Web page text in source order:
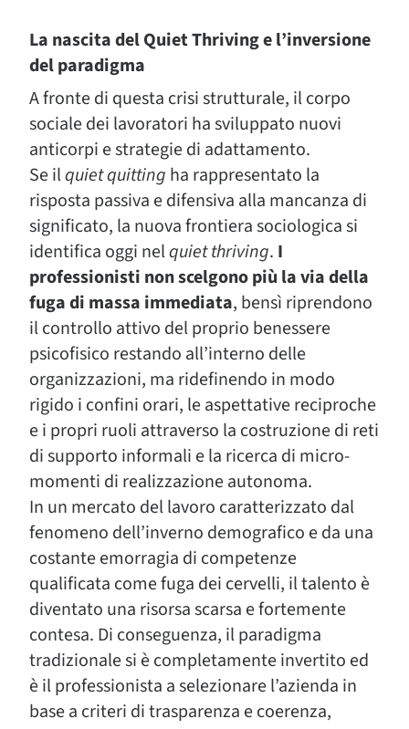
La nascita del Quiet Thriving e l’inversione
del paradigma
A fronte di questa crisi strutturale, il corpo
sociale dei lavoratori ha sviluppato nuovi
anticorpi e strategie di adattamento.
Se ilquiet quitting ha rappresentato la
risposta passiva e difensiva alla mancanza di
significato, la nuova frontiera sociologica si
identifica oggi nelquiet thriving. I
professionisti non scelgono più la via della
fuga di massa immediata, bensì riprendono
il controllo attivo del proprio benessere
psicofisico restando all’interno delle
organizzazioni, ma ridefinendo in modo
rigido i confini orari, le aspettative reciproche
e i propri ruoli attraverso la costruzione di reti
di supporto informali e la ricerca di micro-
momenti di realizzazione autonoma.
In un mercato del lavoro caratterizzato dal
fenomeno dell’inverno demografico e da una
costante emorragia di competenze
qualificata come fuga dei cervelli, il talento è
diventato una risorsa scarsa e fortemente
contesa. Di conseguenza, il paradigma
tradizionale si è completamente invertito ed
è il professionista a selezionare l’azienda in
base a criteri di trasparenza e coerenza,